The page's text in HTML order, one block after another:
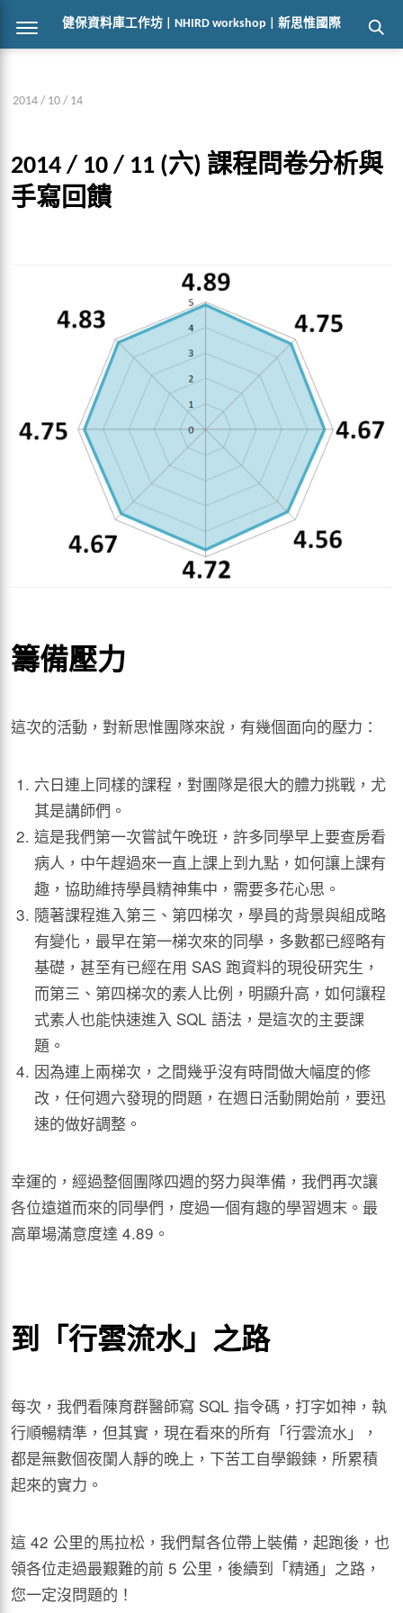
健保資料庫工作坊 | NHIRD workshop | 新思惟國際
2014 / 10 / 14
2014 / 10 / 11 (六) 課程問卷分析與
手寫回饋
籌備壓力
這次的活動，對新思惟團隊來說，有幾個面向的壓力：
六日連上同樣的課程，對團隊是很大的體力挑戰，尤
其是講師們。
這是我們第一次嘗試午晚班，許多同學早上要查房看
病人，中午趕過來一直上課上到九點，如何讓上課有
趣，協助維持學員精神集中，需要多花心思。
隨著課程進入第三、第四梯次，學員的背景與組成略
有變化，最早在第一梯次來的同學，多數都已經略有
基礎，甚至有已經在用 SAS 跑資料的現役研究生，
而第三、第四梯次的素人比例，明顯升高，如何讓程
式素人也能快速進入 SQL 語法，是這次的主要課
題。
因為連上兩梯次，之間幾乎沒有時間做大幅度的修
改，任何週六發現的問題，在週日活動開始前，要迅
速的做好調整。
幸運的，經過整個團隊四週的努力與準備，我們再次讓
各位遠道而來的同學們，度過一個有趣的學習週末。最
高單場滿意度達 4.89。
到「行雲流水」之路
每次，我們看陳育群醫師寫 SQL 指令碼，打字如神，執
行順暢精準，但其實，現在看來的所有「行雲流水」，
都是無數個夜闌人靜的晚上，下苦工自學鍛鍊，所累積
起來的實力。
這 42 公里的馬拉松，我們幫各位帶上裝備，起跑後，也
領各位走過最艱難的前 5 公里，後續到「精通」之路，
您一定沒問題的！